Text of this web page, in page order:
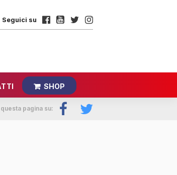
Seguici su
SHOP
pagina su: